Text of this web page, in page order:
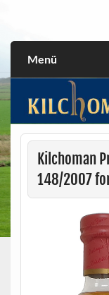
Menü
Kilchoman
148/2007